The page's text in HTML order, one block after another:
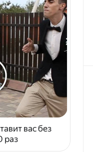
вас без
раз